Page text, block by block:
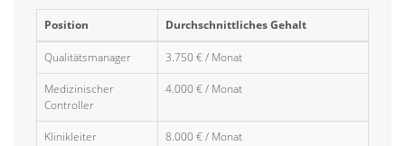
Position Durchschnittliches Gehalt
Qualitätsmanager 3.750 € / Monat
Medizinischer
Controller
4.000 € / Monat
Klinikleiter 8.000 € / Monat